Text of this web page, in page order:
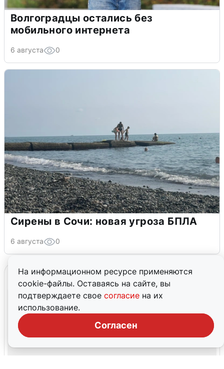
На информационном ресурсе применяются
cookie-файлы. Оставаясь на сайте, вы
подтверждаете свое согласие на их
использование.
Согласен
Волгоградцы остались без
мобильного интернета
6 августа 0
Сирены в Сочи: новая угроза БПЛА
6 августа 0